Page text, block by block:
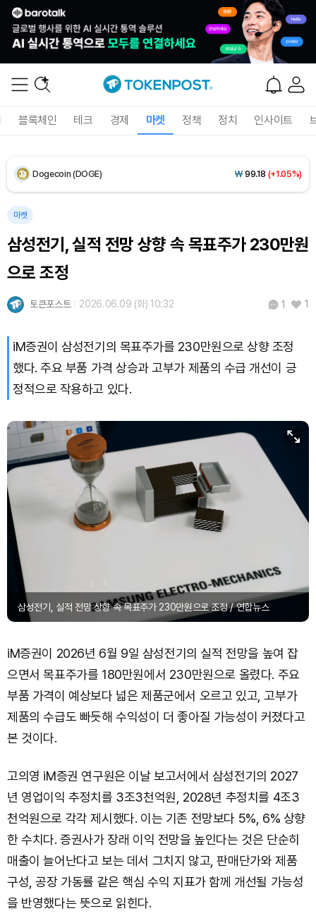
블록체인 테크 경제 마켓 정책 정치 인사이트
₩1,451(-1.94%)
Solana (SOL) 104,564(+0.61%)
TRON (TRX) (0.00%)
Bitcoin (BTC) (+0.51%)
마켓
삼성전기, 실적 전망 상향 속 목표주가 230만원
으로 조정
토큰포스트 2026.06.09 (화) 10:32 1 1
iM증권이 삼성전기의 목표주가를 230만원으로 상향 조정
했다. 주요 부품 가격 상승과 고부가 제품의 수급 개선이 긍
정적으로 작용하고 있다.
삼성전기, 실적 전망 상향 속 목표주가 230만원으로 조정 / 연합뉴스
iM증권이 2026년 6월 9일 삼성전기의 실적 전망을 높여 잡
으면서 목표주가를 180만원에서 230만원으로 올렸다. 주요
부품 가격이 예상보다 넓은 제품군에서 오르고 있고, 고부가
제품의 수급도 빠듯해 수익성이 더 좋아질 가능성이 커졌다고
본 것이다.
고의영 iM증권 연구원은 이날 보고서에서 삼성전기의 2027
년 영업이익 추정치를 3조3천억원, 2028년 추정치를 4조3
천억원으로 각각 제시했다. 이는 기존 전망보다 5%, 6% 상향
한 수치다. 증권사가 장래 이익 전망을 높인다는 것은 단순히
매출이 늘어난다고 보는 데서 그치지 않고, 판매단가와 제품
구성, 공장 가동률 같은 핵심 수익 지표가 함께 개선될 가능성
을 반영했다는 뜻으로 읽힌다.